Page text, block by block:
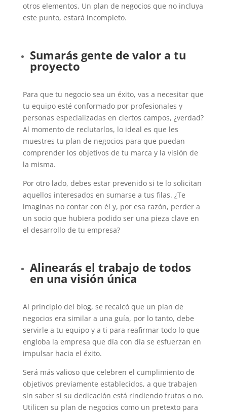
otros elementos. Un plan de negocios que no incluya
este punto, estará incompleto.
Sumarás gente de valor a tu
proyecto
Para que tu negocio sea un éxito, vas a necesitar que
tu equipo esté conformado por profesionales y
personas especializadas en ciertos campos, ¿verdad?
Al momento de reclutarlos, lo ideal es que les
muestres tu plan de negocios para que puedan
comprender los objetivos de tu marca y la visión de
la misma.
Por otro lado, debes estar prevenido si te lo solicitan
aquellos interesados en sumarse a tus filas. ¿Te
imaginas no contar con él y, por esa razón, perder a
un socio que hubiera podido ser una pieza clave en
el desarrollo de tu empresa?
Alinearás el trabajo de todos
en una visión única
Al principio del blog, se recalcó que un plan de
negocios era similar a una guía, por lo tanto, debe
servirle a tu equipo y a ti para reafirmar todo lo que
engloba la empresa que día con día se esfuerzan en
impulsar hacia el éxito.
Será más valioso que celebren el cumplimiento de
objetivos previamente establecidos, a que trabajen
sin saber si su dedicación está rindiendo frutos o no.
Utilicen su plan de negocios como un pretexto para